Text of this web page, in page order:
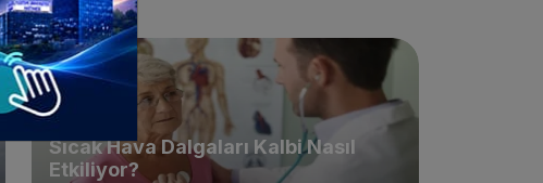
Sıcak Hava Dalgaları Kalbi Nasıl
Etkiliyor?